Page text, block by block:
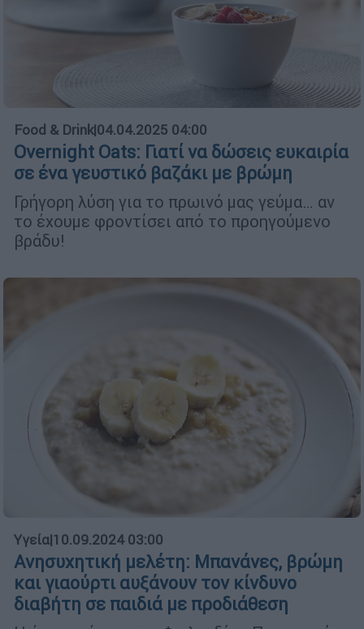
Food & Drink|04.04.2025 04:00
Overnight Oats: Γιατί να δώσεις ευκαιρία
σε ένα γευστικό βαζάκι με βρώμη
Γρήγορη λύση για το πρωινό μας γεύμα… αν
το έχουμε φροντίσει από το προηγούμενο
βράδυ!
Υγεία|10.09.2024 03:00
Ανησυχητική μελέτη: Μπανάνες, βρώμη
και γιαούρτι αυξάνουν τον κίνδυνο
διαβήτη σε παιδιά με προδιάθεση